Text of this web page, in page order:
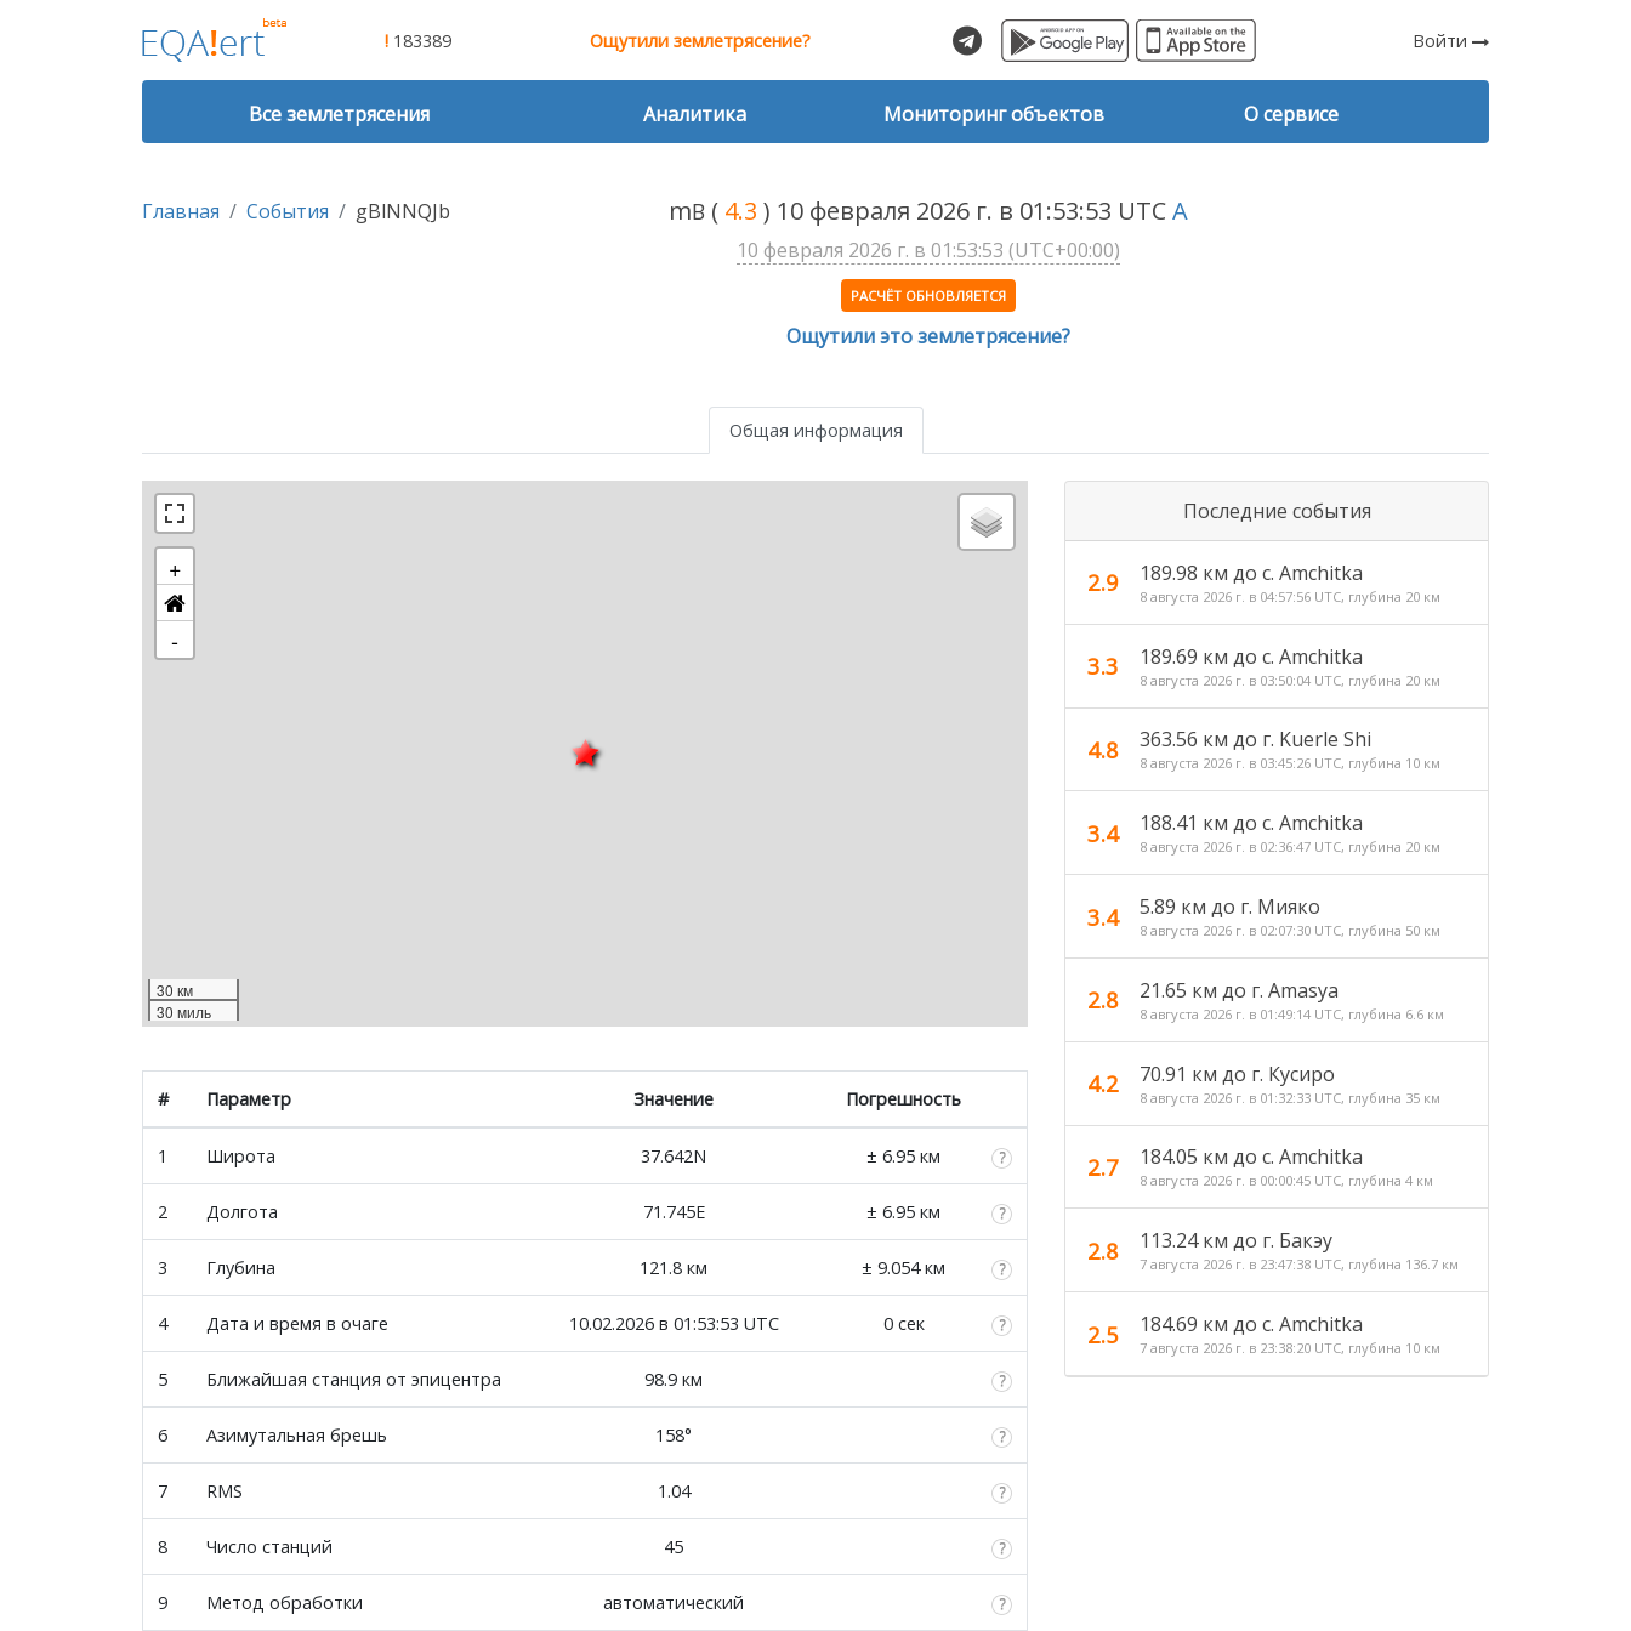
! 183389 Ощутили землетрясение? Войти
Все землетрясения Аналитика Мониторинг объектов О сервисе
Главная События gBlNNQJb mB ( 4.3 ) 10 февраля 2026 г. в 01:53:53 UTCA
10 февраля 2026 г. в 01:53:53 (UTC+00:00)
РАСЧЁТ ОБНОВЛЯЕТСЯ
Ощутили это землетрясение?
Общая информация
+
-
30 км
30 миль
# Параметр Значение Погрешность
1 Широта 37.642N ± 6.95 км
2 Долгота 71.745E ± 6.95 км
3 Глубина 121.8 км ± 9.054 км
4 Дата и время в очаге 10.02.2026 в 01:53:53 UTC 0 сек
5 Ближайшая станция от эпицентра 98.9 км
6 Азимутальная брешь 158°
7 RMS 1.04
8 Число станций 45
9 Метод обработки автоматический
Последние события
2.9 189.98 км до с. Amchitka
8 августа 2026 г. в 04:57:56 UTC, глубина 20 км
3.3 189.69 км до с. Amchitka
8 августа 2026 г. в 03:50:04 UTC, глубина 20 км
4.8 363.56 км до г. Kuerle Shi
8 августа 2026 г. в 03:45:26 UTC, глубина 10 км
3.4 188.41 км до с. Amchitka
8 августа 2026 г. в 02:36:47 UTC, глубина 20 км
3.4 5.89 км до г. Мияко
8 августа 2026 г. в 02:07:30 UTC, глубина 50 км
2.8 21.65 км до г. Amasya
8 августа 2026 г. в 01:49:14 UTC, глубина 6.6 км
4.2 70.91 км до г. Кусиро
8 августа 2026 г. в 01:32:33 UTC, глубина 35 км
2.7 184.05 км до с. Amchitka
8 августа 2026 г. в 00:00:45 UTC, глубина 4 км
2.8 113.24 км до г. Бакэу
7 августа 2026 г. в 23:47:38 UTC, глубина 136.7 км
2.5 184.69 км до с. Amchitka
7 августа 2026 г. в 23:38:20 UTC, глубина 10 км